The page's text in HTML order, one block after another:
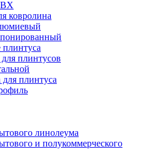
ковролина
плинтусов
плинтуса
линолеума
и полукоммерческого